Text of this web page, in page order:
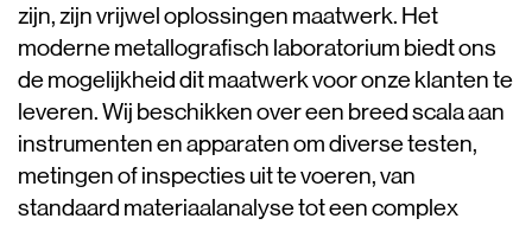
zijn, zijn vrijwel oplossingen maatwerk. Het
moderne metallografisch laboratorium biedt ons
de mogelijkheid dit maatwerk voor onze klanten te
leveren. Wij beschikken over een breed scala aan
instrumenten en apparaten om diverse testen,
metingen of inspecties uit te voeren, van
standaard materiaalanalyse tot een complex